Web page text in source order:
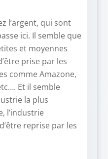
l’argent, qui sont
ici. Il semble que
et moyennes
prise par les
comme Amazone,
Et il semble
la plus
l’industrie
reprise par les